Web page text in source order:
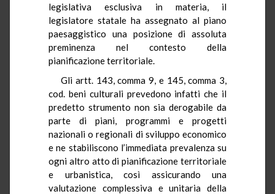
legislativa esclusiva in materia, il
legislatore statale ha assegnato al piano
paesaggistico una posizione di assoluta
preminenza nel contesto della
pianificazione territoriale.
Gli artt. 143, comma 9, e 145, comma 3,
cod. beni culturali prevedono infatti che il
predetto strumento non sia derogabile da
parte di piani, programmi e progetti
nazionali o regionali di sviluppo economico
e ne stabiliscono l’immediata prevalenza su
ogni altro atto di pianificazione territoriale
e urbanistica, così assicurando una
valutazione complessiva e unitaria della